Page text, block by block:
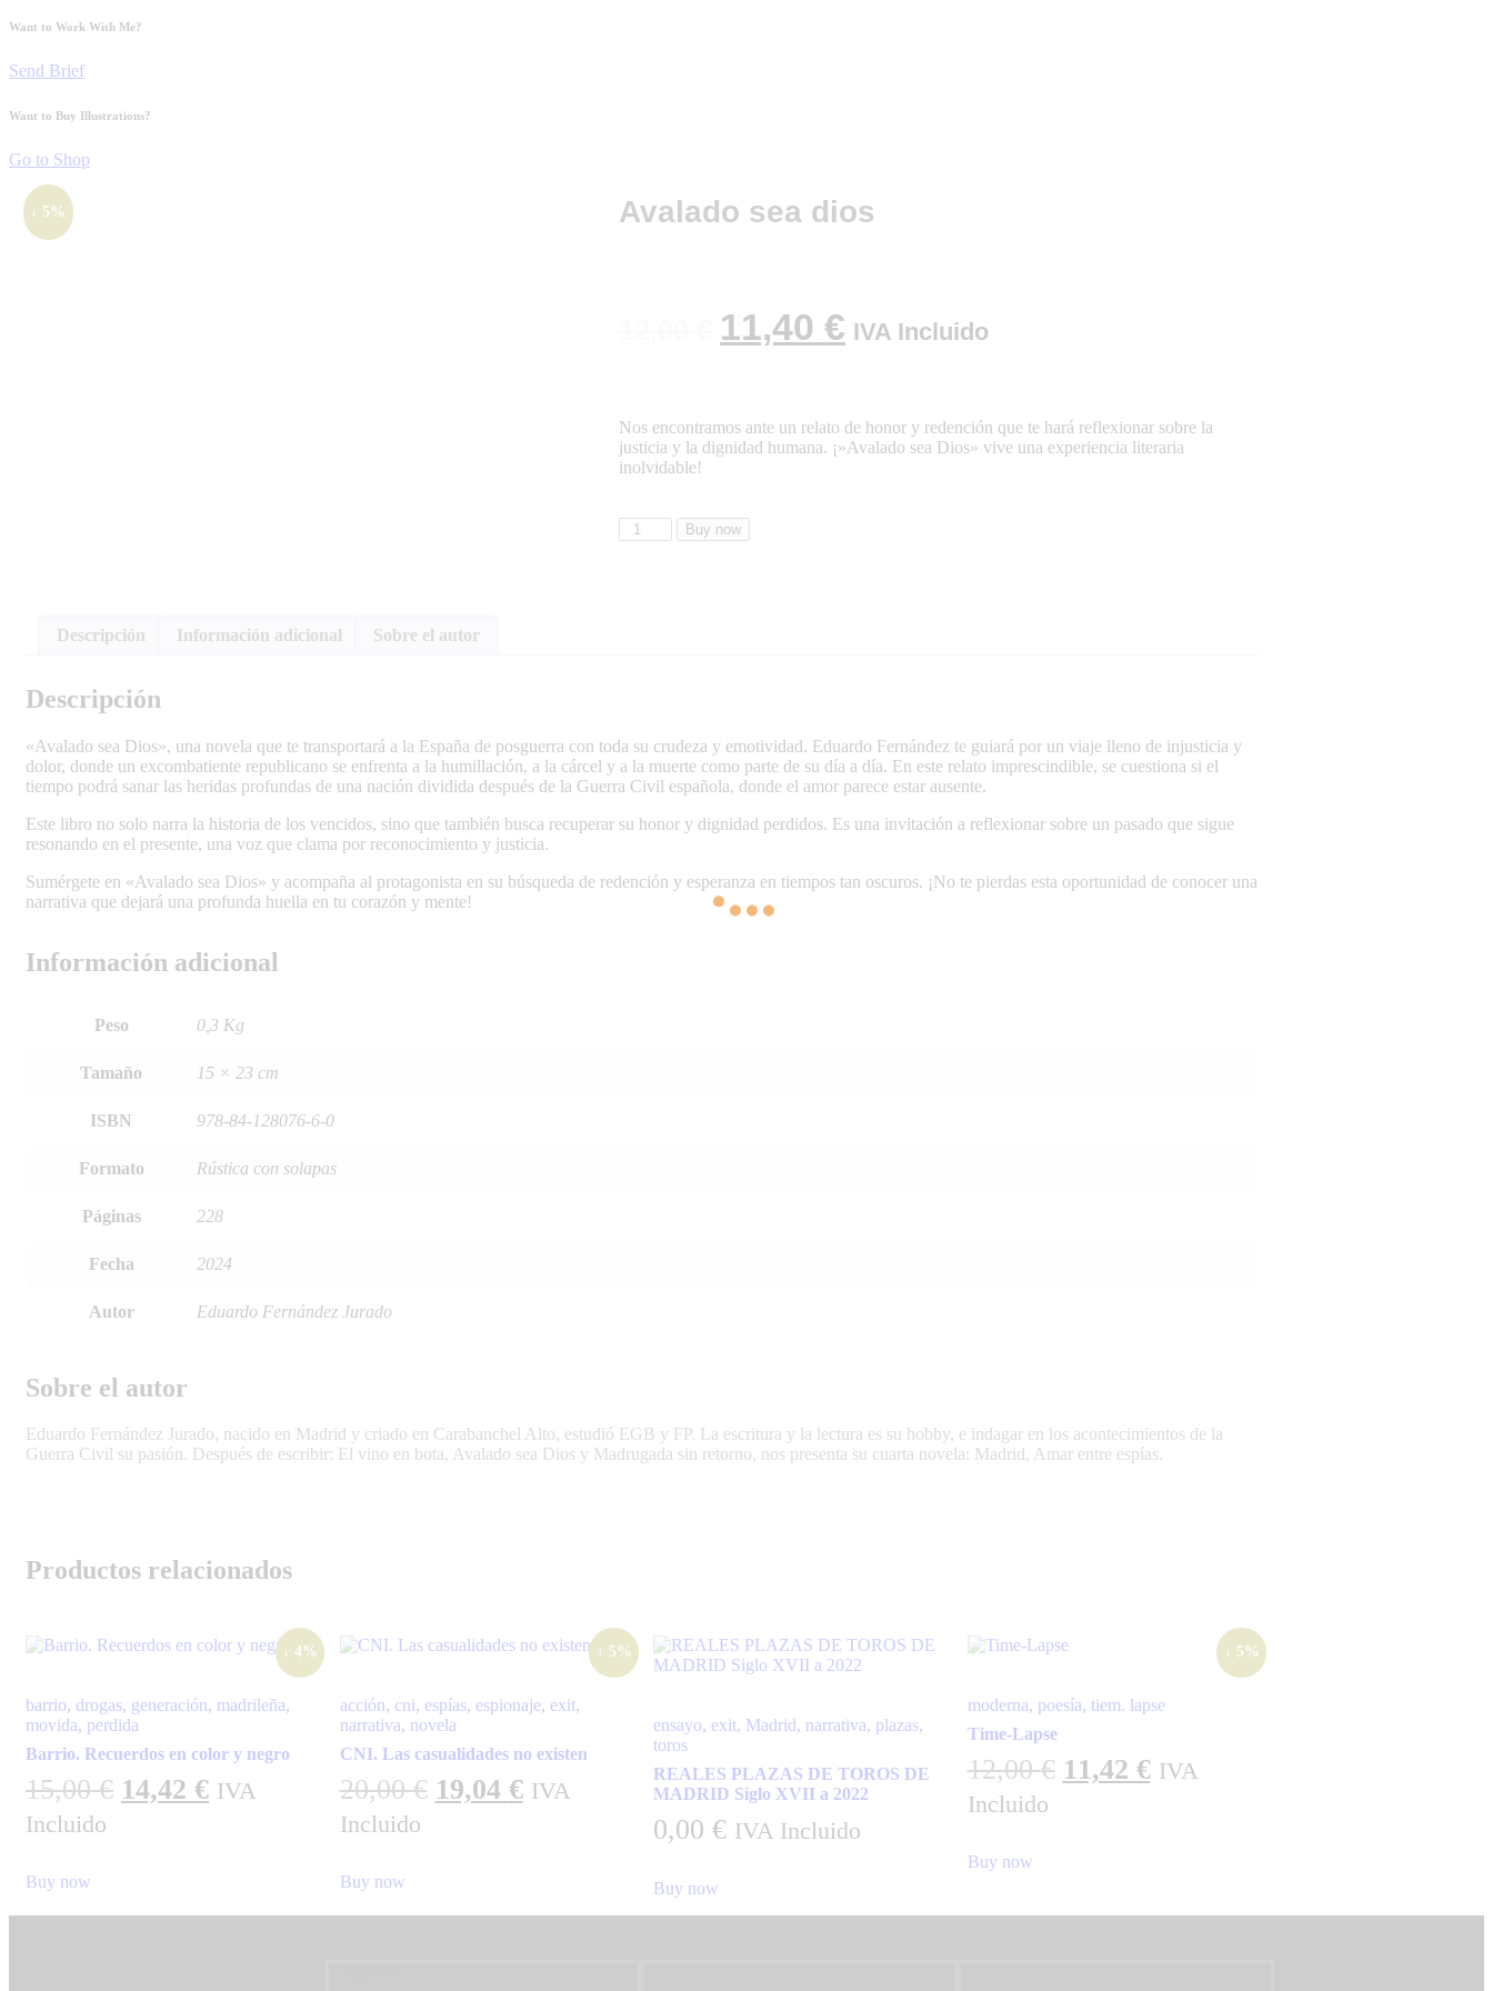
Want to Work With Me?
Send Brief
Want to Buy Illustrations?
Go to Shop
↓ 5% Avalado sea dios
11,40€ IVA Incluido
Nos encontramos ante un relato de honor y redención que te hará reflexionar sobre la
justicia y la dignidad humana. ¡»Avalado sea Dios» vive una experiencia literaria
inolvidable!
Buy now
Descripción Información adicional Sobre el autor
Descripción
«Avalado sea Dios», una novela que te transportará a la España de posguerra con toda su crudeza y emotividad. Eduardo Fernández te guiará por un viaje lleno de injusticia y
dolor, donde un excombatiente republicano se enfrenta a la humillación, a la cárcel y a la muerte como parte de su día a día. En este relato imprescindible, se cuestiona si el
tiempo podrá sanar las heridas profundas de una nación dividida después de la Guerra Civil española, donde el amor parece estar ausente.
Este libro no solo narra la historia de los vencidos, sino que también busca recuperar su honor y dignidad perdidos. Es una invitación a reflexionar sobre un pasado que sigue
resonando en el presente, una voz que clama por reconocimiento y justicia.
Sumérgete en «Avalado sea Dios» y acompaña al protagonista en su búsqueda de redención y esperanza en tiempos tan oscuros. ¡No te pierdas esta oportunidad de conocer una
narrativa que dejará una profunda huella en tu corazón y mente!
Información adicional
Peso 0,3 Kg
Tamaño 15 × 23 cm
ISBN 978-84-128076-6-0
Formato Rústica con solapas
Páginas 228
Fecha 2024
Autor Eduardo Fernández Jurado
Sobre el autor
Eduardo Fernández Jurado, nacido en Madrid y criado en Carabanchel Alto, estudió EGB y FP. La escritura y la lectura es su hobby, e indagar en los acontecimientos de la
Guerra Civil su pasión. Después de escribir: El vino en bota, Avalado sea Dios y Madrugada sin retorno, nos presenta su cuarta novela: Madrid, Amar entre espías.
Productos relacionados
↓ 4%
barrio, drogas, generación, madrileña,
movida, perdida
Barrio. Recuerdos en color y negro
15,00€ 14,42 € IVA
Incluido
Buy now
↓ 5%
acción, cni, espías, espionaje, exit,
narrativa, novela
CNI. Las casualidades no existen
20,00€ 19,04 € IVA
Incluido
Buy now
ensayo, exit, Madrid, narrativa, plazas,
toros
REALES PLAZAS DE TOROS DE
MADRID Siglo XVII a 2022
0,00 € IVA Incluido
Buy now
↓ 5%
moderna, poesía, tiem. lapse
Time-Lapse
12,00€ 11,42 € IVA
Incluido
Buy now